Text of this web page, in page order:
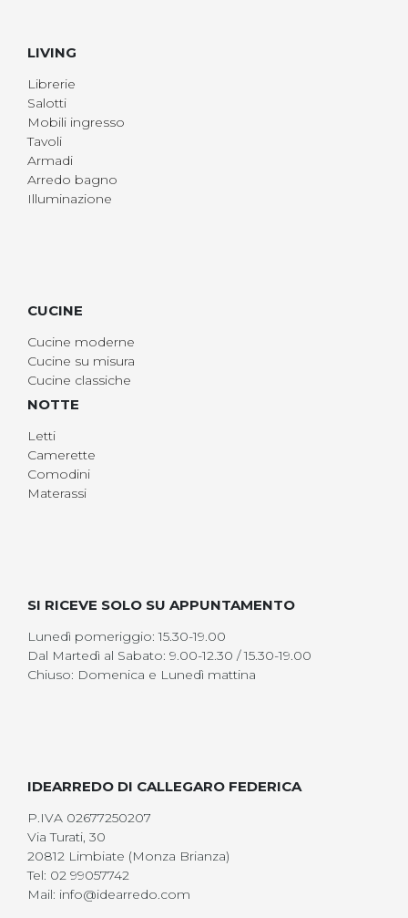
LIVING
Librerie
Salotti
Mobili ingresso
Tavoli
Armadi
Arredo bagno
Illuminazione
CUCINE
Cucine moderne
Cucine su misura
Cucine classiche
NOTTE
Letti
Camerette
Comodini
Materassi
SI RICEVE SOLO SU APPUNTAMENTO
Lunedì pomeriggio: 15.30-19.00
Dal Martedì al Sabato: 9.00-12.30 / 15.30-19.00
Chiuso: Domenica e Lunedì mattina
IDEARREDO DI CALLEGARO FEDERICA
P.IVA 02677250207
Via Turati, 30
20812 Limbiate (Monza Brianza)
Tel: 02 99057742
Mail: info@idearredo.com